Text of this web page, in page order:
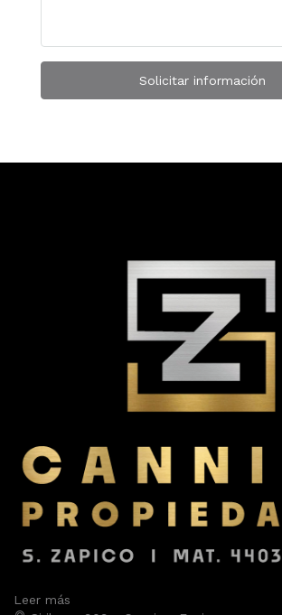
Solicitar información
Leer más